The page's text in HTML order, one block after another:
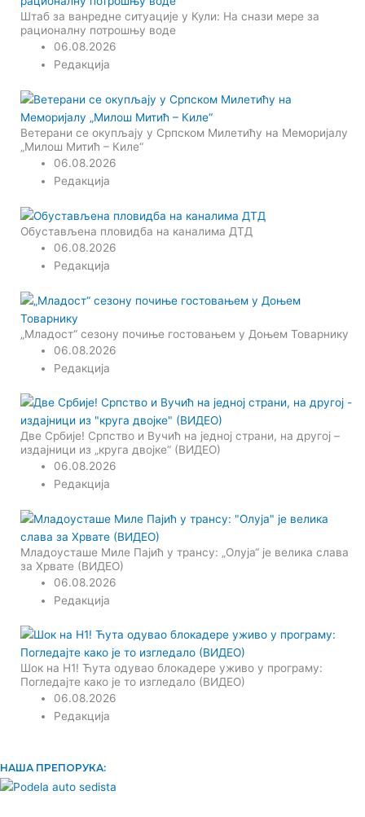
Штаб за ванредне ситуације у Кули: На снази мере за
рационалну потрошњу воде
06.08.2026
Редакција
Ветерани се окупљају у Српском Милетићу на Меморијалу
„Милош Митић – Киле“
06.08.2026
Редакција
Обустављена пловидба на каналима ДТД
06.08.2026
Редакција
„Младост“ сезону почиње гостовањем у Доњем Товарнику
06.08.2026
Редакција
Две Србије! Српство и Вучић на једној страни, на другој –
издајници из „круга двојке“ (ВИДЕО)
06.08.2026
Редакција
Младоусташе Миле Пајић у трансу: „Олуја“ је велика слава
за Хрвате (ВИДЕО)
06.08.2026
Редакција
Шок на Н1! Ћута одувао блокадере уживо у програму:
Погледајте како је то изгледало (ВИДЕО)
06.08.2026
Редакција
НАША ПРЕПОРУКА: